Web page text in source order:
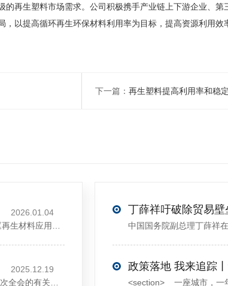
再生塑料市场需求。公司积极携手产业链上下游企业、第
以提高循环再生环保材料利用率为目标，提高资源利用
下一篇：再生塑料提高利用率和稳
2026.01.04
2025.12.19
政策落地 我来追踪